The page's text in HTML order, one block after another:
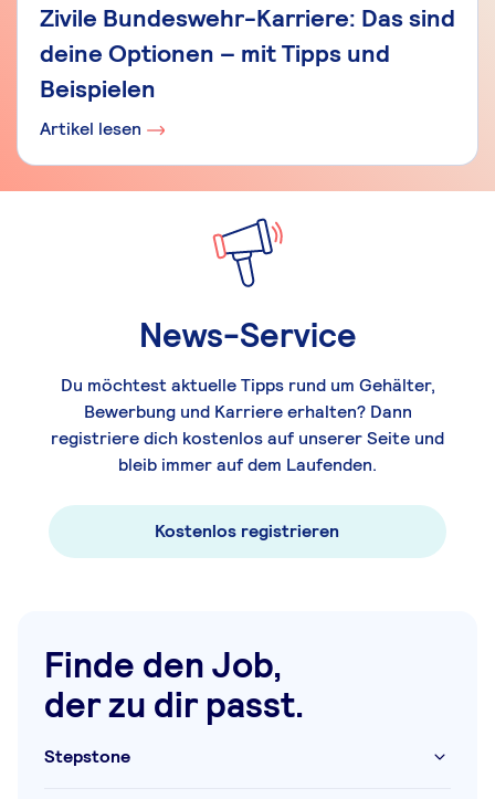
Zivile Bundeswehr-Karriere: Das sind
deine Optionen – mit Tipps und
Beispielen
Artikel lesen
News-Service
Du möchtest aktuelle Tipps rund um Gehälter,
Bewerbung und Karriere erhalten? Dann
registriere dich kostenlos auf unserer Seite und
bleib immer auf dem Laufenden.
Kostenlos registrieren
Finde den Job,
der zu dir passt.
Stepstone